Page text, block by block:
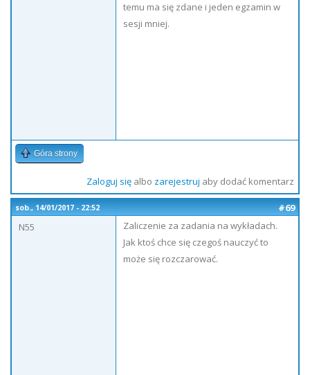
temu ma się zdane i jeden egzamin w
sesji mniej.
Góra strony
Zaloguj sięalbo zarejestruj aby dodać komentarz
sob., 14/01/2017 - 22:52
#69
N55
Zaliczenie za zadania na wykładach.
Jak ktoś chce się czegoś nauczyć to
może się rozczarować.